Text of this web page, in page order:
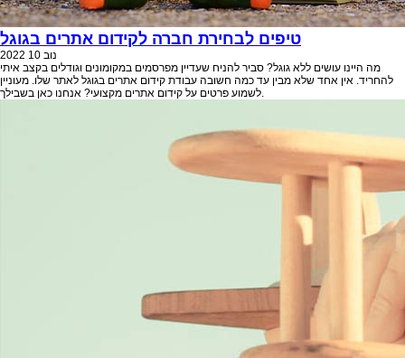
טיפים לבחירת חברה לקידום אתרים בגוגל
נוב 10
2022
מה היינו עושים ללא גוגל? סביר להניח שעדיין מפרסמים במקומונים וגודלים בקצב איתי
להחריד. אין אחד שלא מבין עד כמה חשובה עבודת קידום אתרים בגוגל לאתר שלו. מעוניין
לשמוע פרטים על קידום אתרים מקצועי? אנחנו כאן בשבילך.